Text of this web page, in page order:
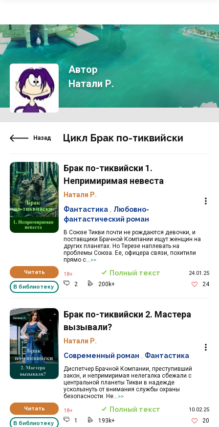
Автор
Натали Р.
Назад Цикл Брак по-тиквийски
Читать
В библиотеку
Брак по-тиквийски 1.
Непримиримая невеста
Натали Р.
В Союзе Тикви почти не рождаются девочки, и
поставщики Брачной Компании ищут женщин на
других планетах. Но Терезе наплевать на
проблемы Союза. Ее, офицера связи, похитили
прямо с...>>
Фантастика
Любовно-
фантастический роман
18+ Полный текст 24.01.25
2 200k+ 24
Читать
В библиотеку
Брак по-тиквийски 2. Мастера
вызывали?
Натали Р.
Диспетчер Брачной Компании, преступивший
закон, и непримиримая нелегалка сбежали с
центральной планеты Тикви в надежде
ускользнуть от внимания службы охраны
безопасности. Не...>>
Современный роман Фантастика
18+ Полный текст 10.02.25
1 193k+ 20